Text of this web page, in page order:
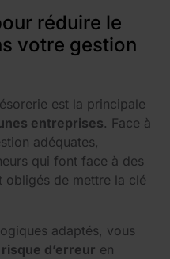
réduire le
votre gestion
est la principale
entreprises. Face à
adéquates,
qui font face à des
obligés de mettre la clé
adaptés, vous
risque d’erreur en